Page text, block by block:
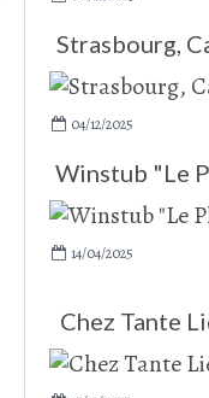
Strasbourg,
04/12/2025
Winstub "Le
14/04/2025
Chez Tante